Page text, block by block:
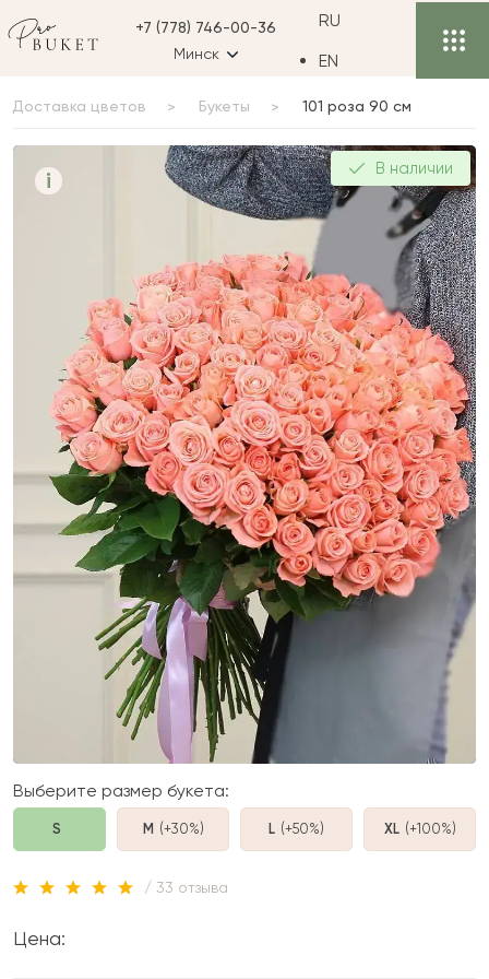
+7 (778) 746-00-36
Минск
RU
EN
Доставка цветов Букеты 101 роза 90 см
i 101 роза 90 см В наличии
Выберите размер букета:
S M (+30%) L (+50%) XL (+100%)
/ 33 отзыва
Цена: